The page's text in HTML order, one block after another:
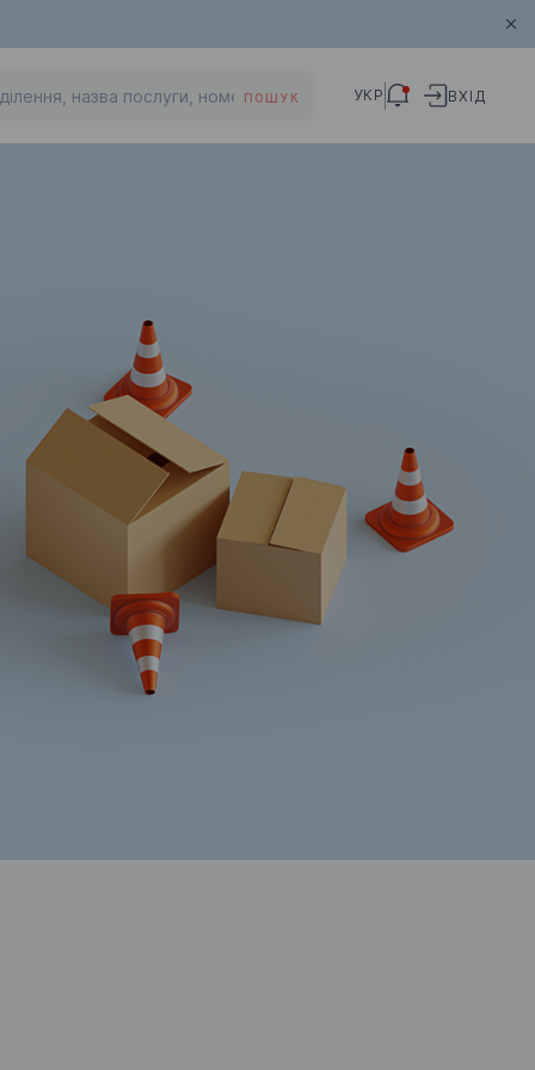
ПОШУК УКР ВХІД